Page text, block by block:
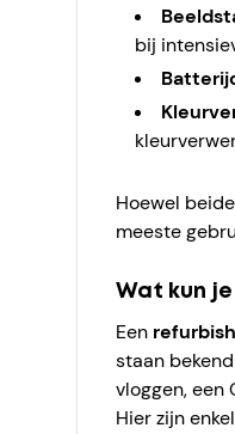
bij
Hoewel
meeste
Wat kun
Een
staan
vloggen, een
Hier zijn